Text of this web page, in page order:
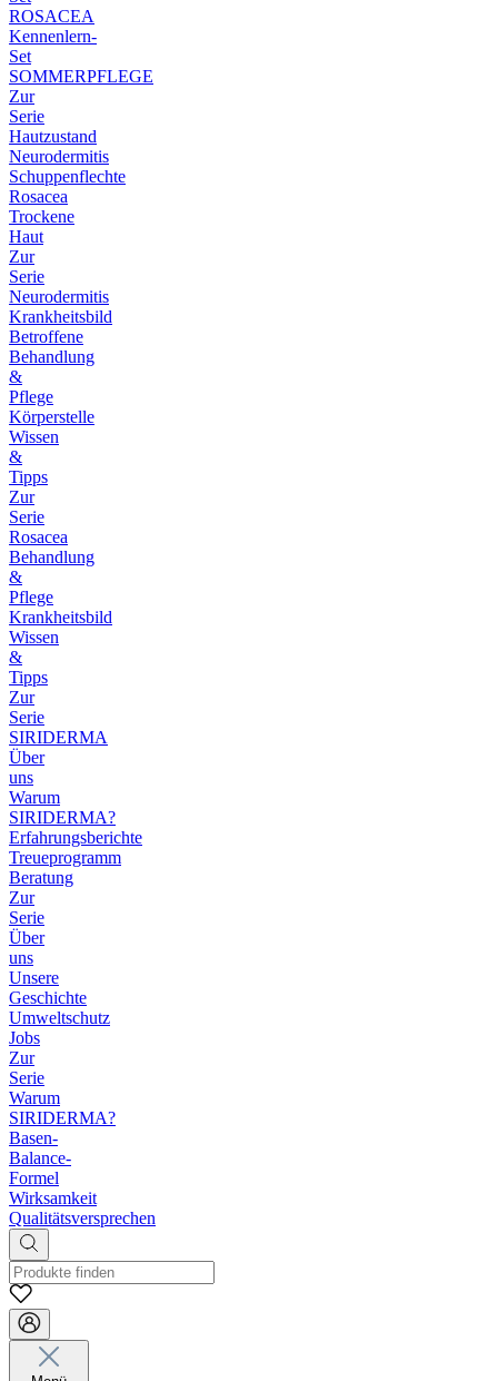
ROSACEA
Kennenlern-
Set
SOMMERPFLEGE
Zur
Serie
Hautzustand
Neurodermitis
Schuppenflechte
Rosacea
Trockene
Haut
Zur
Serie
Neurodermitis
Krankheitsbild
Betroffene
Behandlung
&
Pflege
Körperstelle
Wissen
&
Tipps
Zur
Serie
Rosacea
Behandlung
&
Pflege
Krankheitsbild
Wissen
&
Tipps
Zur
Serie
SIRIDERMA
Über
uns
Warum
SIRIDERMA?
Erfahrungsberichte
Treueprogramm
Beratung
Zur
Serie
Über
uns
Unsere
Geschichte
Umweltschutz
Jobs
Zur
Serie
Warum
SIRIDERMA?
Basen-
Balance-
Formel
Wirksamkeit
Qualitätsversprechen